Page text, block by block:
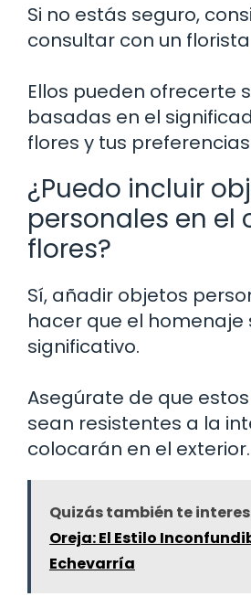
Si no estás seguro,
consultar con un
Ellos pueden ofrecerte
basadas en el
flores y tus
¿Puedo incluir
personales en el
flores?
Sí, añadir objetos
hacer que el homenaje
significativo.
Asegúrate de que
sean resistentes a la
colocarán en el exterior.
Quizás también te
Oreja: El Estilo
Echevarría